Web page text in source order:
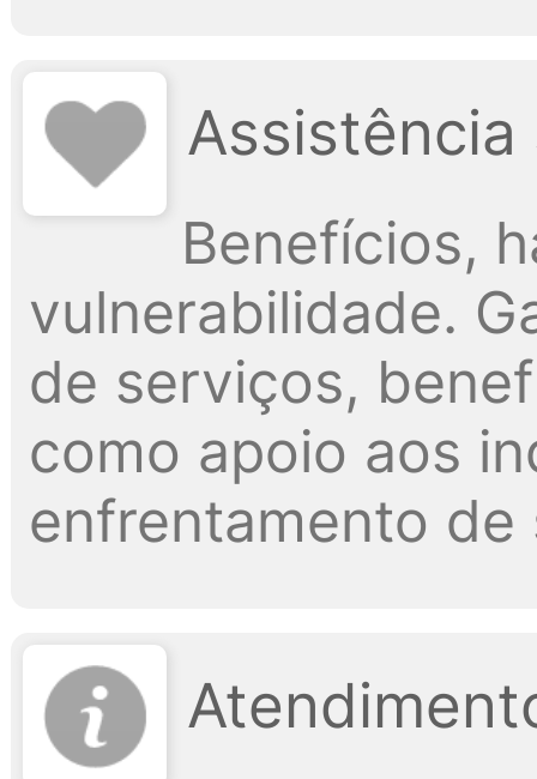
Benefícios,
vulnerabilidade.
de serviços,
como apoio aos
enfrentamento